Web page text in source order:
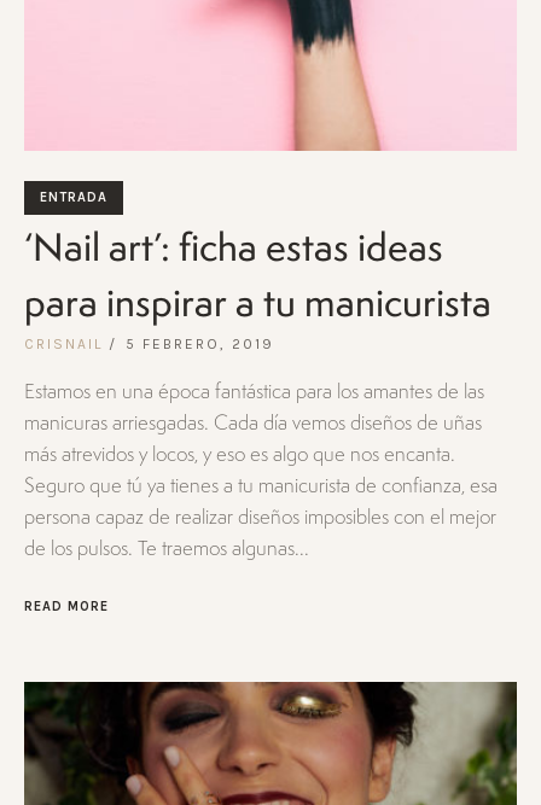
ENTRADA
‘Nail art’: ficha estas ideas
para inspirar a tu manicurista
CRISNAIL 5 FEBRERO, 2019
Estamos en una época fantástica para los amantes de las
manicuras arriesgadas. Cada día vemos diseños de uñas
más atrevidos y locos, y eso es algo que nos encanta.
Seguro que tú ya tienes a tu manicurista de confianza, esa
persona capaz de realizar diseños imposibles con el mejor
de los pulsos. Te traemos algunas...
READ MORE